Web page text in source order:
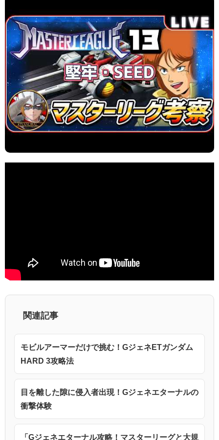
関連記事
モビルアーマーだけで挑む！GジェネETガンダム
HARD 3攻略法
目を離した隙に侵入者出現！Gジェネエターナルの
衝撃体験
「Gジェネエターナル攻略！マスターリーグと大規